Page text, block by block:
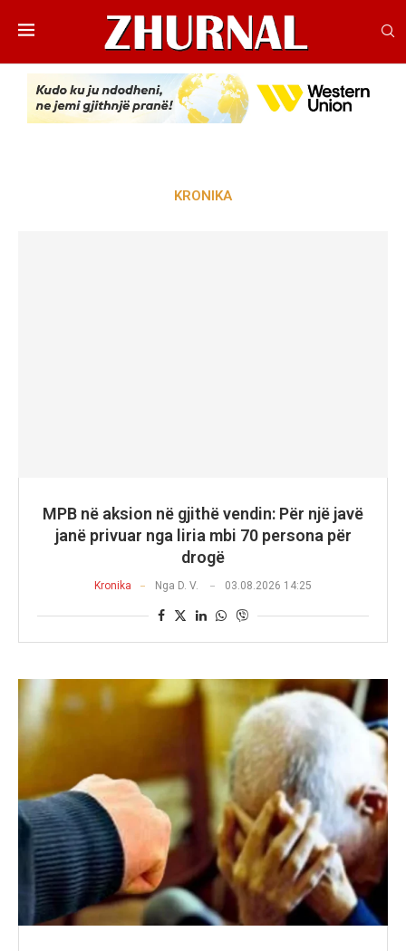
KRONIKA
MPB në aksion në gjithë vendin: Për një javë
janë privuar nga liria mbi 70 persona për
drogë
Kronika Nga D. V. 03.08.2026 14:25